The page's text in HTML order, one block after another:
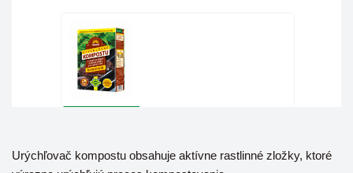
Urýchľovač kompostu obsahuje aktívne rastlinné zložky, ktoré